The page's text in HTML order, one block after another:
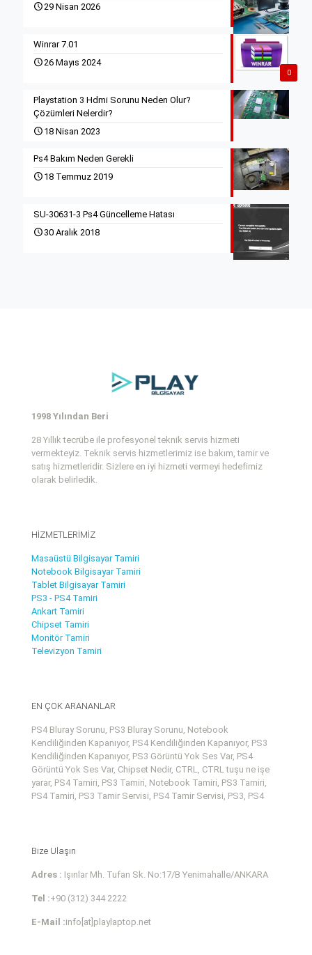
29 Nisan 2026
0
Winrar 7.01
26 Mayıs 2024
Playstation 3 Hdmi Sorunu Neden Olur?
Çözümleri Nelerdir?
18 Nisan 2023
Ps4 Bakım Neden Gerekli
18 Temmuz 2019
SU-30631-3 Ps4 Güncelleme Hatası
30 Aralık 2018
1998 Yılından Beri
28 Yıllık tecrübe ile profesyonel teknik servis hizmeti
vermekteyiz. Teknik servis hizmetlerimiz ise bakım, tamir ve
satış hizmetleridir. Sizlere en iyi hizmeti vermeyi hedefimiz
olarak belirledik.
HİZMETLERİMİZ
Masaüstü Bilgisayar Tamiri
Notebook Bilgisayar Tamiri
Tablet Bilgisayar Tamiri
PS3 - PS4 Tamiri
Ankart Tamiri
Chipset Tamiri
Monitör Tamiri
Televizyon Tamiri
EN ÇOK ARANANLAR
PS4 Bluray Sorunu, PS3 Bluray Sorunu, Notebook
Kendiliğinden Kapanıyor, PS4 Kendiliğinden Kapanıyor, PS3
Kendiliğinden Kapanıyor, PS3 Görüntü Yok Ses Var, PS4
Görüntü Yok Ses Var, Chipset Nedir, CTRL, CTRL tuşu ne işe
yarar, PS4 Tamiri, PS3 Tamiri, Notebook Tamiri, PS3 Tamiri,
PS4 Tamiri, PS3 Tamir Servisi, PS4 Tamir Servisi, PS3, PS4
Bize Ulaşın
Adres : Işınlar Mh. Tufan Sk. No:17/B Yenimahalle/ANKARA
Tel :+90 (312) 344 2222
E-Mail :info[at]playlaptop.net